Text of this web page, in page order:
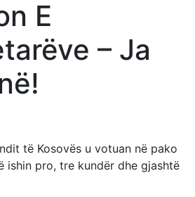
E
– Ja
të Kosovës u votuan në pako
ishin pro, tre kundër dhe gjashtë